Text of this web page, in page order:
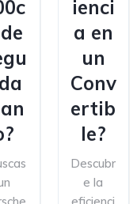
ienci
a en
un
Conv
ertib
le?
Descubr
e la